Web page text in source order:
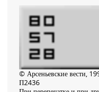
© Арсеньевские вести,
П2436